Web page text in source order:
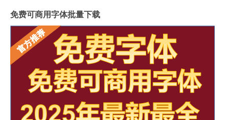
免费可商用字体批量下载